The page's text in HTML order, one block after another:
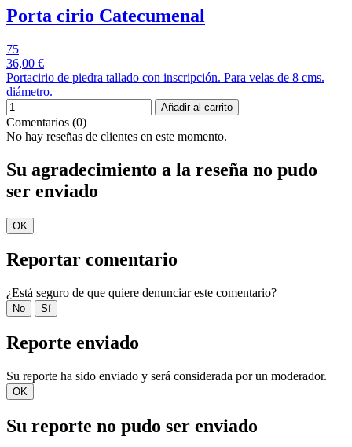
Porta cirio Catecumenal
75
36,00 €
Portacirio de piedra tallado con inscripción. Para velas de 8 cms.
diámetro.
Añadir al carrito
Comentarios (0)
No hay reseñas de clientes en este momento.
Su agradecimiento a la reseña no pudo
ser enviado
OK
Reportar comentario
¿Está seguro de que quiere denunciar este comentario?
No Sí
Reporte enviado
Su reporte ha sido enviado y será considerada por un moderador.
OK
Su reporte no pudo ser enviado